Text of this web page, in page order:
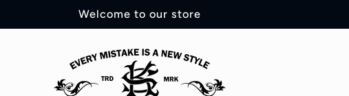
Welcome to our store